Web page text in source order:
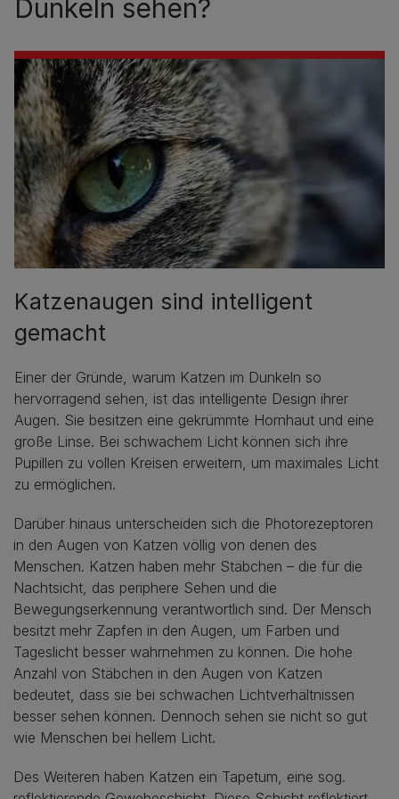
Dunkeln sehen?
Katzenaugen sind intelligent
gemacht
Einer der Gründe, warum Katzen im Dunkeln so
hervorragend sehen, ist das intelligente Design ihrer
Augen. Sie besitzen eine gekrümmte Hornhaut und eine
große Linse. Bei schwachem Licht können sich ihre
Pupillen zu vollen Kreisen erweitern, um maximales Licht
zu ermöglichen.
Darüber hinaus unterscheiden sich die Photorezeptoren
in den Augen von Katzen völlig von denen des
Menschen. Katzen haben mehr Stäbchen – die für die
Nachtsicht, das periphere Sehen und die
Bewegungserkennung verantwortlich sind. Der Mensch
besitzt mehr Zapfen in den Augen, um Farben und
Tageslicht besser wahrnehmen zu können. Die hohe
Anzahl von Stäbchen in den Augen von Katzen
bedeutet, dass sie bei schwachen Lichtverhältnissen
besser sehen können. Dennoch sehen sie nicht so gut
wie Menschen bei hellem Licht.
Des Weiteren haben Katzen ein Tapetum, eine sog.